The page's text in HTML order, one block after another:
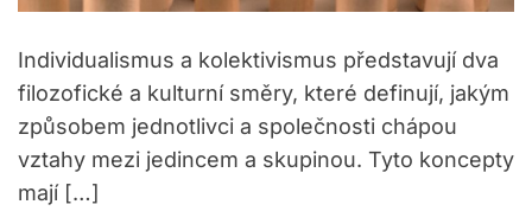
Individualismus a kolektivismus představují dva
filozofické a kulturní směry, které definují, jakým
způsobem jednotlivci a společnosti chápou
vztahy mezi jedincem a skupinou. Tyto koncepty
mají […]